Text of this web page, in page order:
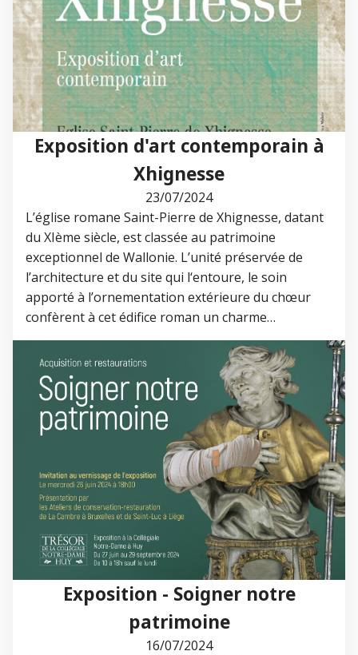
Exposition d'art contemporain à
Xhignesse
23/07/2024
L’église romane Saint-Pierre de Xhignesse, datant
du XIème siècle, est classée au patrimoine
exceptionnel de Wallonie. L’unité préservée de
l’architecture et du site qui l‘entoure, le soin
apporté à l’ornementation extérieure du chœur
confèrent à cet édifice roman un charme…
Exposition - Soigner notre
patrimoine
16/07/2024